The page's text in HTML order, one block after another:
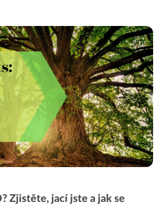
Zjistěte, jací jste a jak se